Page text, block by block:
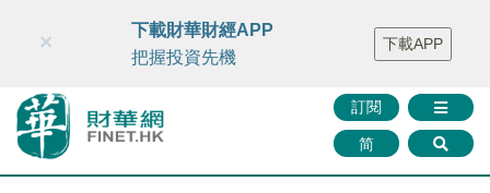
財華智庫網 FINTV FINMETA 財華證券 媒體矩陣
智庫沙龍
聯絡我們
訂閱
简
×
下載財華財經APP
把握投資先機
下載APP